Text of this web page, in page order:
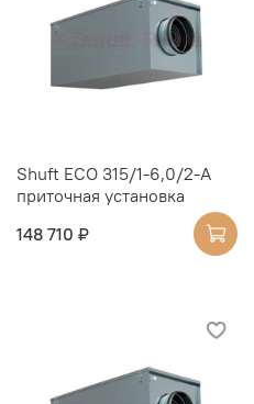
Shuft ECO 315/1-6,0/2-A
приточная установка
148 710 ₽